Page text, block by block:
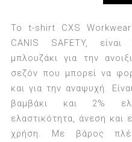
Το t-shirt CXS
CANIS SAFETY, είναι
μπλουζάκι για την
σεζόν που μπορεί να
και για την αναψυχή.
βαμβάκι και 2%
ελαστικότητα, άνεση και
χρήση. Με βάρος